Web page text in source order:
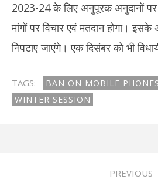
2023-24 के लिए अनुपूरक अनुदानों पर
मांगों पर विचार एवं मतदान होगा। इसके
निपटाए जाएंगे। एक दिसंबर को भी
TAGS: BAN ON MOBILE PHONES
WINTER SESSION
PREVIOUS